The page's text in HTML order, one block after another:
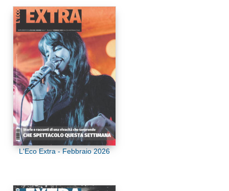
L'Eco Extra - Febbraio 2026